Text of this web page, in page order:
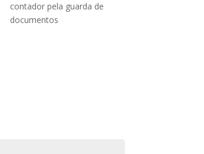
contador pela guarda de
documentos